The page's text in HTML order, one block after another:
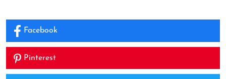
Facebook
Pinterest